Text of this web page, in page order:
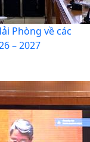
Phòng về các
– 2027